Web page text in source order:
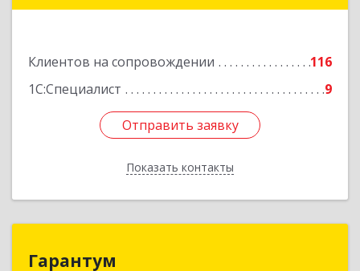
Клиентов на сопровождении
116
1С:Специалист
9
Отправить заявку
Показать контакты
Отправить заявку
Назад
Гарантум